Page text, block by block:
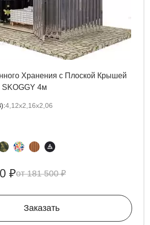
Хранения с Плоской Крышей
4м
4,12х2,16х2,06
181 500 ₽
₽
Заказать